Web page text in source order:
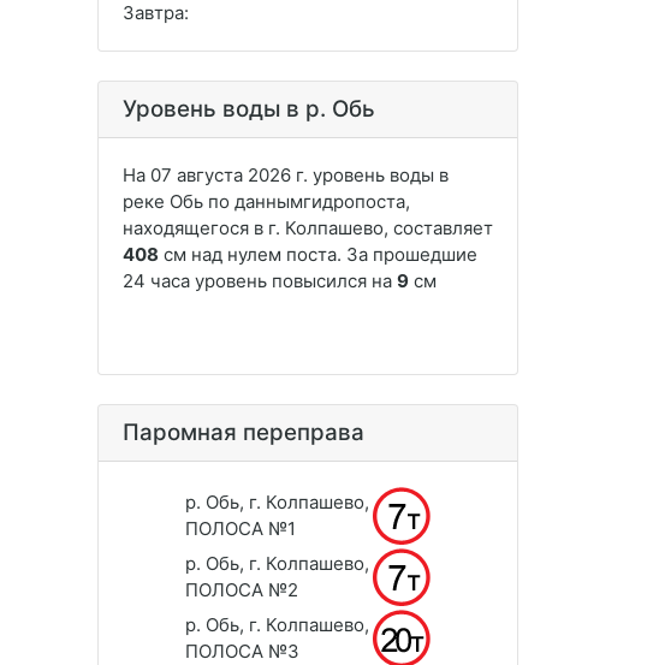
Завтра:
Уровень воды в р. Обь
Паромная переправа
р. Обь, г. Колпашево,
ПОЛОСА №1
р. Обь, г. Колпашево,
ПОЛОСА №2
р. Обь, г. Колпашево,
ПОЛОСА №3